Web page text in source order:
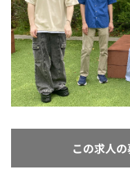
就活成功ガイド
プラン
個人向けプラン
法人向けプラン
学校向けプラン
この求人